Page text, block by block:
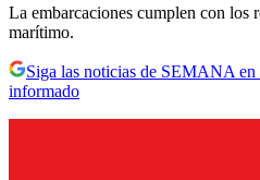
La embarcaciones cumplen con los
marítimo.
Siga las noticias de SEMANA
informado